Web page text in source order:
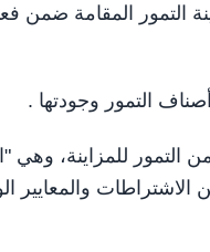
مزاينة التمور المقامة
التمور وجودتها .
التمور للمزاينة،
والمعايير